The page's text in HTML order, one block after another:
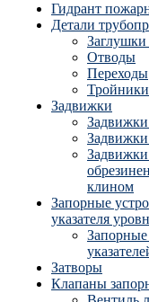
Гидрант
Детали
Отводы
Переходы
Тройники
Задвижки
клином
Запорные
указателя
Запорные
Затворы
Клапаны